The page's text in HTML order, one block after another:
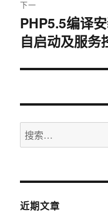
下一
下
篇
章：
PHP5.5编译
自启动及服务
搜
索：
近期文章